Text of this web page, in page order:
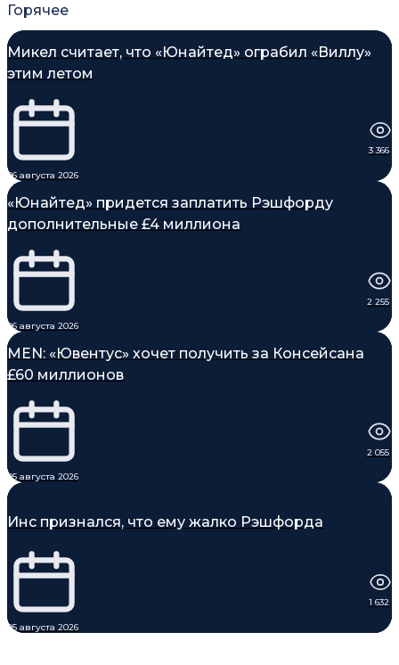
Горячее
Микел считает, что «Юнайтед» ограбил «Виллу»
этим летом
06 августа 2026
3 366
«Юнайтед» придется заплатить Рэшфорду
дополнительные £4 миллиона
06 августа 2026
2 255
MEN: «Ювентус» хочет получить за Консейсана
£60 миллионов
05 августа 2026
2 055
Инс признался, что ему жалко Рэшфорда
05 августа 2026
1 632